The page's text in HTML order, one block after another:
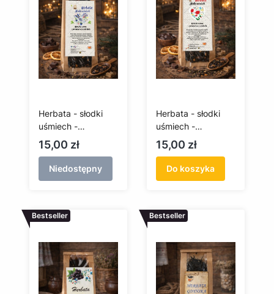
Herbata - słodki
uśmiech -
pomarańcza i
czekolada - 75g
Cena
15,00 zł
Niedostępny
Herbata - słodki
uśmiech -
pomarańcza i
czekolada - 75g
Cena
15,00 zł
Do koszyka
Bestseller Bestseller